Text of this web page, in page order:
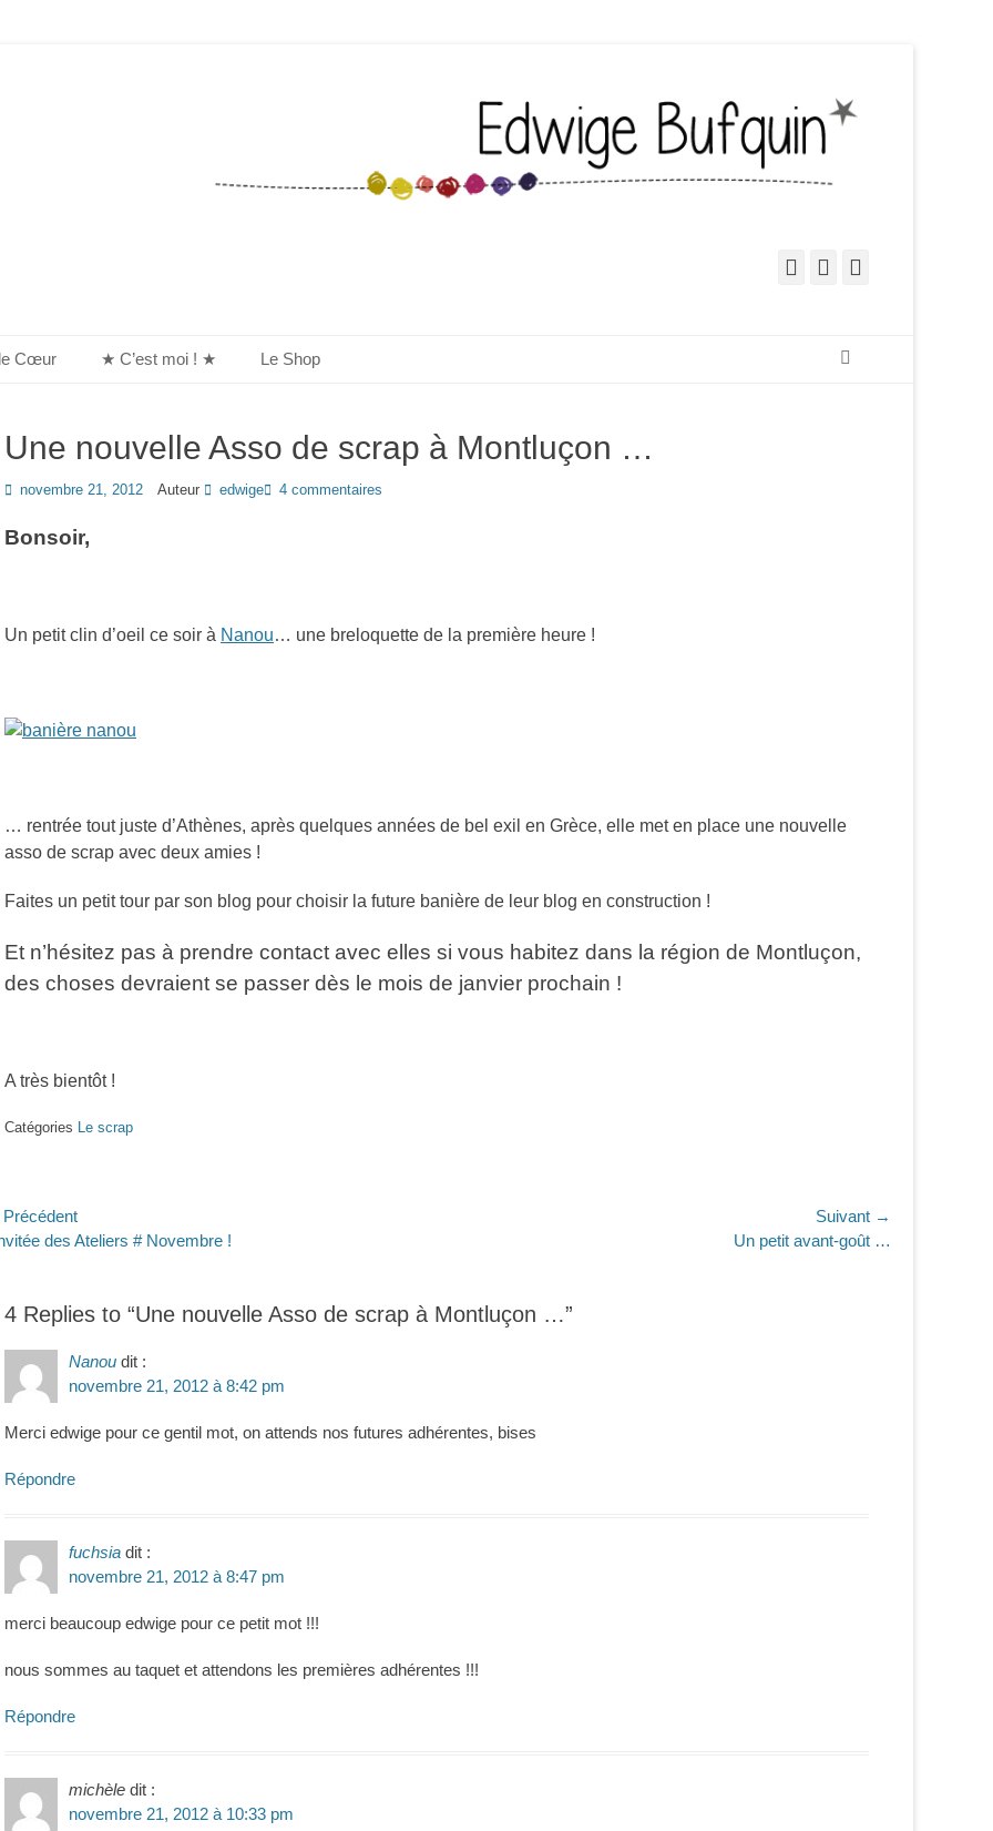
FacebookPinterest
Cœur ★ C’est moi ! ★ Le Shop
Une nouvelle Asso de scrap à Montluçon …
Posted
novembre 21, 2012 Auteur edwige 4 commentaires
Bonsoir,
Un petit clin d’oeil ce soir à Nanou… une breloquette de la première heure !
… rentrée tout juste d’Athènes, après quelques années de bel exil en Grèce, elle met en place une nouvelle
asso de scrap avec deux amies !
Faites un petit tour par son blog pour choisir la future banière de leur blog en construction !
Et n’hésitez pas à prendre contact avec elles si vous habitez dans la région de Montluçon,
des choses devraient se passer dès le mois de janvier prochain !
A très bientôt !
Catégories Le scrap
des Ateliers # Novembre !
Suivant →
Un petit avant-goût …
4 Replies to “Une nouvelle Asso de scrap à Montluçon …”
Nanou dit :
novembre 21, 2012 à 8:42 pm
Merci edwige pour ce gentil mot, on attends nos futures adhérentes, bises
Répondre
fuchsia dit :
novembre 21, 2012 à 8:47 pm
merci beaucoup edwige pour ce petit mot !!!
nous sommes au taquet et attendons les premières adhérentes !!!
Répondre
michèle dit :
novembre 21, 2012 à 10:33 pm